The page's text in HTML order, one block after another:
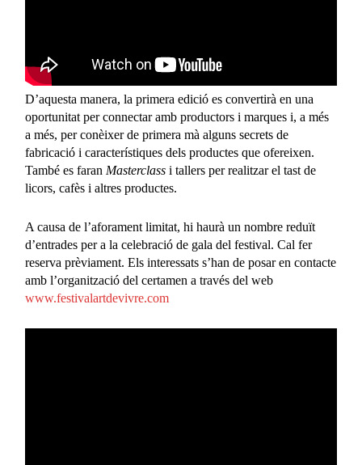
D’aquesta manera, la primera edició es convertirà en una
oportunitat per connectar amb productors i marques i, a més
a més, per conèixer de primera mà alguns secrets de
fabricació i característiques dels productes que ofereixen.
També es faran Masterclassi tallers per realitzar el tast de
licors, cafès i altres productes.
A causa de l’aforament limitat, hi haurà un nombre reduït
d’entrades per a la celebració de gala del festival. Cal fer
reserva prèviament. Els interessats s’han de posar en contacte
amb l’organització del certamen a través del web
www.festivalartdevivre.com